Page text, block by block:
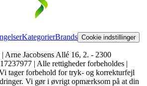
KategorierBrands Cookie indstillinger
Arne Jacobsens Allé 16, 2. - 2300
| Alle rettigheder forbeholdes |
tager forbehold for tryk- og korrekturfejl
Vi gør i øvrigt opmærksom på at din